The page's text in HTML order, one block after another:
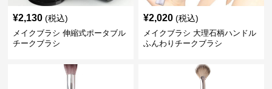
¥2,130 (税込)
メイクブラシ 伸縮式ポータブル
チークブラシ
¥2,020 (税込)
メイクブラシ 大理石柄ハンドル
ふんわりチークブラシ